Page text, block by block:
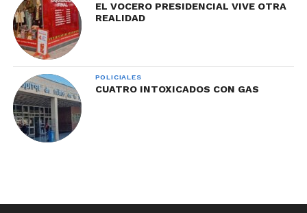
EL VOCERO PRESIDENCIAL VIVE OTRA
REALIDAD
POLICIALES
CUATRO INTOXICADOS CON GAS